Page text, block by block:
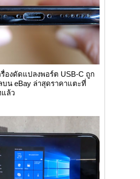
รื่องดัดแปลงพอร์ต USB-C ถูก
น eBay ล่าสุดราคาแตะที่
แล้ว